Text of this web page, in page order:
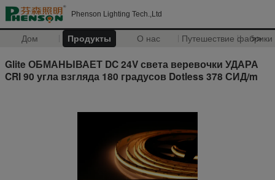
Phenson Lighting Tech.,Ltd
Дом Продукты О нас Путешествие фабрики
>>
Glite ОБМАНЫВАЕТ DC 24V света веревочки УДАРА
CRI 90 угла взгляда 180 градусов Dotless 378 СИД/m